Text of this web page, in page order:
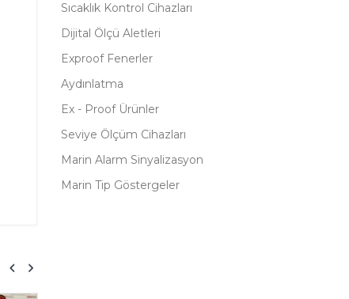
Sıcaklık Kontrol Cihazları
Dijital Ölçü Aletleri
Exproof Fenerler
Aydınlatma
Ex - Proof Ürünler
Seviye Ölçüm Cihazları
Marin Alarm Sinyalizasyon
Marin Tip Göstergeler